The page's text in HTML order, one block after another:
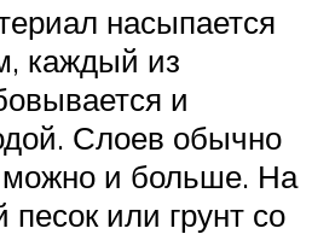
насыпается
каждый из
и
Слоев обычно
и больше. На
или грунт со